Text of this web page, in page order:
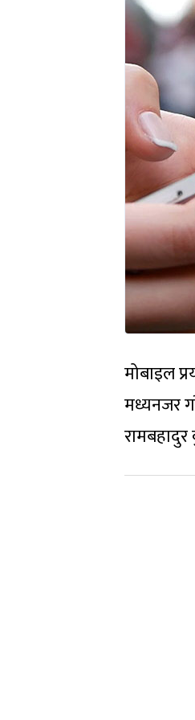
मोबाइल
मध्यनजर
रामबहादुर